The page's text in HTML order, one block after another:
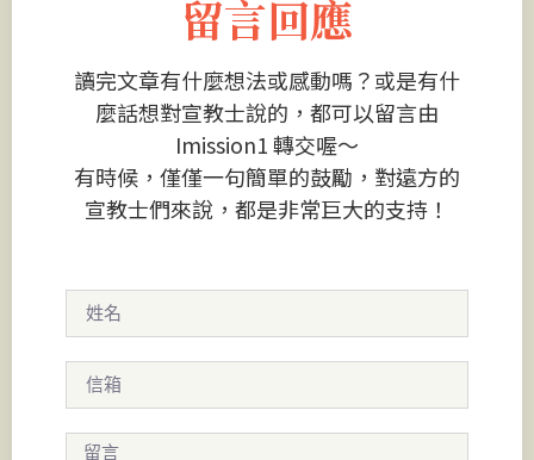
留言回應
讀完文章有什麼想法或感動嗎？或是有什
麼話想對宣教士說的，都可以留言由
Imission1 轉交喔～
有時候，僅僅一句簡單的鼓勵，對遠方的
宣教士們來說，都是非常巨大的支持！